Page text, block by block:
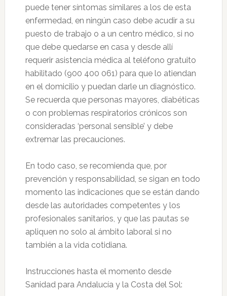
puede tener síntomas similares a los de esta
enfermedad, en ningún caso debe acudir a su
puesto de trabajo o a un centro médico, si no
que debe quedarse en casa y desde allí
requerir asistencia médica al teléfono gratuito
habilitado (900 400 061) para que lo atiendan
en el domicilio y puedan darle un diagnóstico.
Se recuerda que personas mayores, diabéticas
o con problemas respiratorios crónicos son
consideradas ‘personal sensible’ y debe
extremar las precauciones.
En todo caso, se recomienda que, por
prevención y responsabilidad, se sigan en todo
momento las indicaciones que se están dando
desde las autoridades competentes y los
profesionales sanitarios, y que las pautas se
apliquen no solo al ámbito laboral si no
también a la vida cotidiana.
Instrucciones hasta el momento desde
Sanidad para Andalucía y la Costa del Sol: